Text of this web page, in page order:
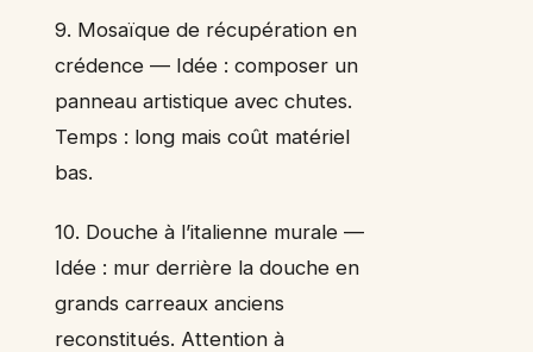
9. Mosaïque de récupération en
crédence — Idée : composer un
panneau artistique avec chutes.
Temps : long mais coût matériel
bas.
10. Douche à l’italienne murale —
Idée : mur derrière la douche en
grands carreaux anciens
reconstitués. Attention à